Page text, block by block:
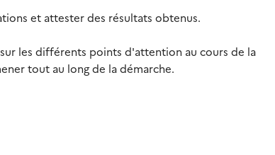
et attester des résultats obtenus.
les différents points d'attention au cours de la
tout au long de la démarche.